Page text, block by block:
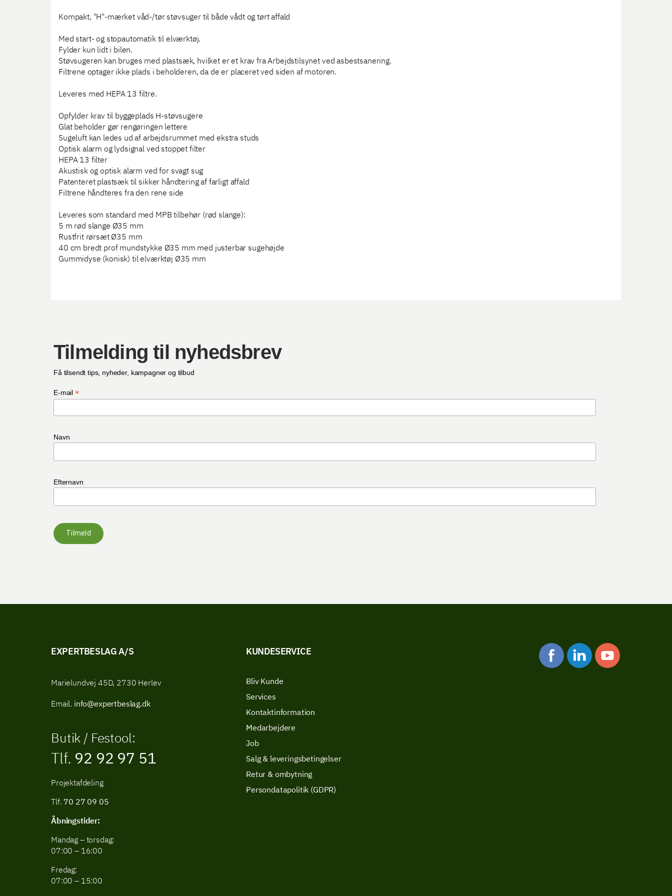
Kompakt, "H"-mærket våd-/tør støvsuger til både vådt og tørt affald
Med start- og stopautomatik til elværktøj.
Fylder kun lidt i bilen.
Støvsugeren kan bruges med plastsæk, hvilket er et krav fra Arbejdstilsynet ved asbestsanering.
Filtrene optager ikke plads i beholderen, da de er placeret ved siden af motoren.
Leveres med HEPA 13 filtre.
Opfylder krav til byggeplads H-støvsugere
Glat beholder gør rengøringen lettere
Sugeluft kan ledes ud af arbejdsrummet med ekstra studs
Optisk alarm og lydsignal ved stoppet filter
HEPA 13 filter
Akustisk og optisk alarm ved for svagt sug
Patenteret plastsæk til sikker håndtering af farligt affald
Filtrene håndteres fra den rene side
Leveres som standard med MPB tilbehør (rød slange):
5 m rød slange Ø35 mm
Rustfrit rørsæt Ø35 mm
40 cm bredt prof mundstykke Ø35 mm med justerbar sugehøjde
Gummidyse (konisk) til elværktøj Ø35 mm
Tilmelding til nyhedsbrev
Få tilsendt tips, nyheder, kampagner og tilbud
E-mail *
Navn
Efternavn
Tilmeld
EXPERTBESLAG A/S
Marielundvej 45D, 2730 Herlev
Email. info@expertbeslag.dk
Butik / Festool:
Tlf. 92 92 97 51
Projektafdeling
Tlf. 70 27 09 05
Åbningstider:
Mandag – torsdag:
07:00 – 16:00
Fredag:
07:00 – 15:00
KUNDESERVICE
Bliv Kunde
Services
Kontaktinformation
Medarbejdere
Job
Salg & leveringsbetingelser
Retur & ombytning
Persondatapolitik (GDPR)